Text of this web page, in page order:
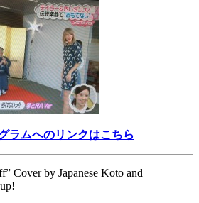
ラムへのリンクはこちら
Cover by Japanese Koto and